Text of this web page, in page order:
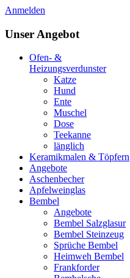
Anmelden
Unser Angebot
Ofen- &
Heizungsverdunster
Katze
Hund
Ente
Muschel
Dose
Teekanne
länglich
Keramikmalen & Töpfern
Angebote
Aschenbecher
Apfelweinglas
Bembel
Angebote
Bembel Salzglasur
Bembel Steinzeug
Sprüche Bembel
Heimweh Bembel
Frankforder